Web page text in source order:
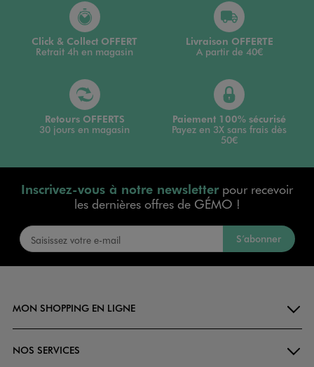
Click & Collect OFFERT
Retrait 4h en magasin
Livraison OFFERTE
A partir de 40€
Retours OFFERTS
30 jours en magasin
Paiement 100% sécurisé
Payez en 3X sans frais dès
50€
Inscrivez-vous à notre newsletterpour recevoir
les dernières offres de GÉMO !
S’abonner
MON SHOPPING EN LIGNE
NOS SERVICES